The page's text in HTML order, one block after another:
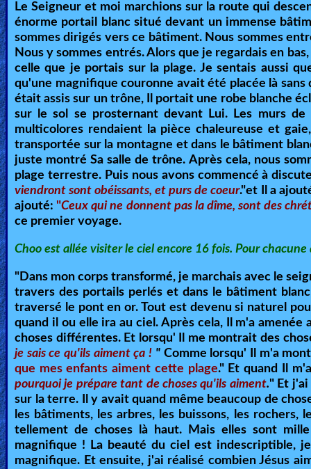
🎞
Worship
Music
🎞
Vids
for
New
Believers
Heaven
Hell
Prayer
Bible/Study
Jesus
Le Seigneur et moi marchions sur la route qui
énorme portail blanc situé devant un immense
sommes dirigés vers ce bâtiment. Nous sommes
Nous y sommes entrés. Alors que je regardais en
celle que je portais sur la plage. Je sentais aussi
qu'une magnifique couronne avait été placée là
était assis sur un trône, Il portait une robe blanche
sur le sol se prosternant devant Lui. Les murs
multicolores rendaient la pièce chaleureuse et
transportée sur la montagne et dans le bâtiment
juste montré Sa salle de trône. Après cela, nous
plage terrestre. Puis nous avons commencé à
viendront sont obéissants, et purs de coeur."et Il a
ajouté: "Ceux qui ne donnent pas la dîme, sont des
ce premier voyage.
Choo est allée visiter le ciel encore 16 fois. Pour chacune
"Dans mon corps transformé, je marchais avec le
travers des portails perlés et dans le bâtiment
traversé le pont en or. Tout est devenu si naturel
quand il ou elle ira au ciel. Après cela, Il m'a
choses différentes. Et lorsqu' Il me montrait des
je sais ce qu'ils aiment ça ! " Comme lorsqu' Il m'a
que mes enfants aiment cette plage." Et quand Il
pourquoi je prépare tant de choses qu'ils aiment." Et j'ai
sur la terre. Il y avait quand même beaucoup de
les bâtiments, les arbres, les buissons, les
tellement de choses là haut. Mais elles sont
magnifique ! La beauté du ciel est indescriptible,
magnifique. Et ensuite, j'ai réalisé combien Jésus